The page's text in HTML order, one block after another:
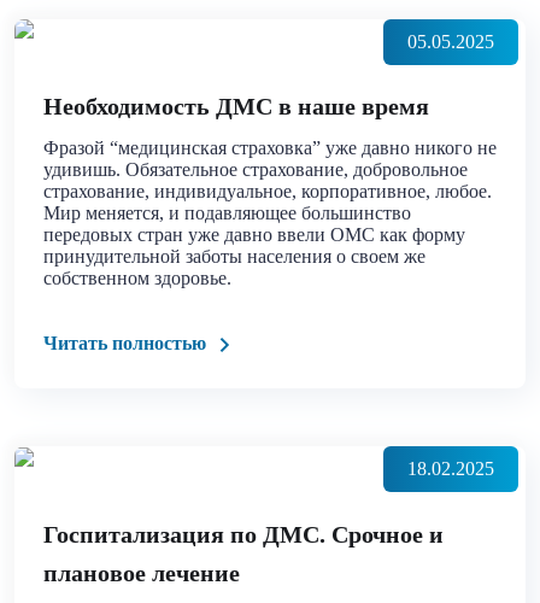
05.05.2025
Необходимость ДМС в наше время
Фразой “медицинская страховка” уже давно никого не
удивишь. Обязательное страхование, добровольное
страхование, индивидуальное, корпоративное, любое.
Мир меняется, и подавляющее большинство
передовых стран уже давно ввели ОМС как форму
принудительной заботы населения о своем же
собственном здоровье.
Читать полностью
18.02.2025
Госпитализация по ДМС. Срочное и
плановое лечение